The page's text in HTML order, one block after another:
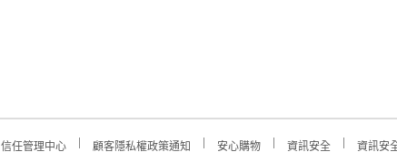
信任管理中心 顧客隱私權政策通知 安心購物 資訊安全 資訊安